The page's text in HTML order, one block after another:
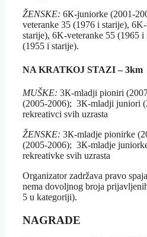
ŽENSKE: 6К-juniorke (2001-
veteranke 35 (1976 i starije),
starije), 6K-veteranke 55 (1965
(1955 i starije).
NA KRATKOJ STAZI– 3km
MUŠKE: 3К-mladji pioniri
(2005-2006); 3К-mladji juniori
rekreativci svih uzrasta
ŽENSKE: 3К-mladje pionirke
(2005-2006); 3К-mladje
rekreativke svih uzrasta
Organizator zadržava pravo
nema dovoljnog broja
5 u kategoriji).
NAGRADE